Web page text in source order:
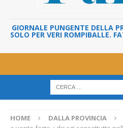
GIORNALE PUNGENTE DELLA
SOLO PER VERI ROMPIBALLE.
HOME DALLA PROVINCIA